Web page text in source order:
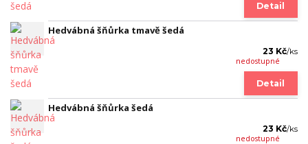
Detail
Hedvábná šňůrka tmavě šedá
23 Kč/ks
nedostupné
Detail
Hedvábná šňůrka šedá
23 Kč/ks
nedostupné